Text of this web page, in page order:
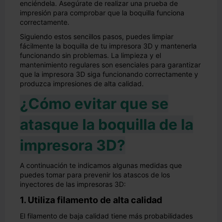
enciéndela. Asegúrate de realizar una prueba de
impresión para comprobar que la boquilla funciona
correctamente.
Siguiendo estos sencillos pasos, puedes limpiar
fácilmente la boquilla de tu impresora 3D y mantenerla
funcionando sin problemas. La limpieza y el
mantenimiento regulares son esenciales para garantizar
que la impresora 3D siga funcionando correctamente y
produzca impresiones de alta calidad.
¿Cómo evitar que se
atasque la boquilla de la
impresora 3D?
A continuación te indicamos algunas medidas que
puedes tomar para prevenir los atascos de los
inyectores de las impresoras 3D:
1. Utiliza filamento de alta calidad
El filamento de baja calidad tiene más probabilidades